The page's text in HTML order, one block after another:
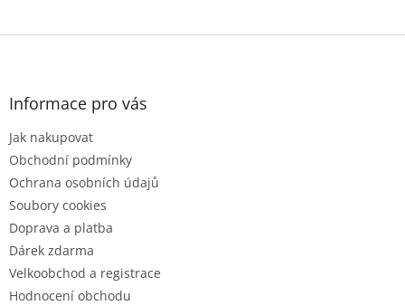
Z
Informace pro vás
Jak nakupovat
Obchodní podmínky
Ochrana osobních údajů
Soubory cookies
Doprava a platba
Dárek zdarma
Velkoobchod a registrace
Hodnocení obchodu